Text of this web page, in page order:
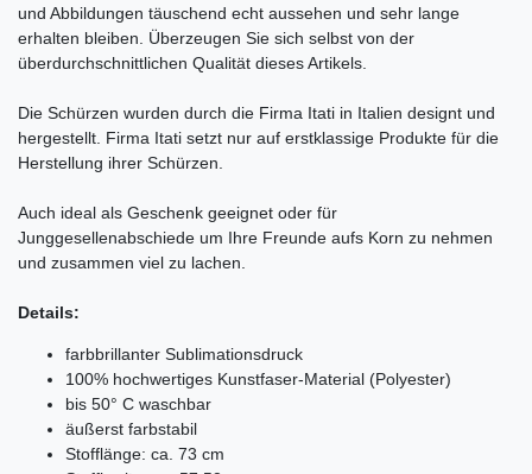
und Abbildungen täuschend echt aussehen und sehr lange
erhalten bleiben. Überzeugen Sie sich selbst von der
überdurchschnittlichen Qualität dieses Artikels.
Die Schürzen wurden durch die Firma Itati in Italien designt und
hergestellt. Firma Itati setzt nur auf erstklassige Produkte für die
Herstellung ihrer Schürzen.
Auch ideal als Geschenk geeignet oder für
Junggesellenabschiede um Ihre Freunde aufs Korn zu nehmen
und zusammen viel zu lachen.
Details:
farbbrillanter Sublimationsdruck
100% hochwertiges Kunstfaser-Material (Polyester)
bis 50° C waschbar
äußerst farbstabil
Stofflänge: ca. 73 cm